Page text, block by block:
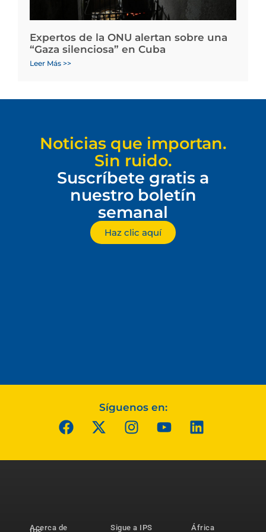
Expertos de la ONU alertan sobre una
“Gaza silenciosa” en Cuba
Leer Más >>
Noticias que importan.
Sin ruido.
Suscríbete gratis a
nuestro boletín
semanal
Haz clic aquí
Síguenos en:
Acerca de Sigue a IPS África